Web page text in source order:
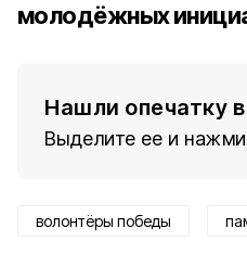
молодёжных
Нашли опечатку
Выделите ее и
волонтёры победы